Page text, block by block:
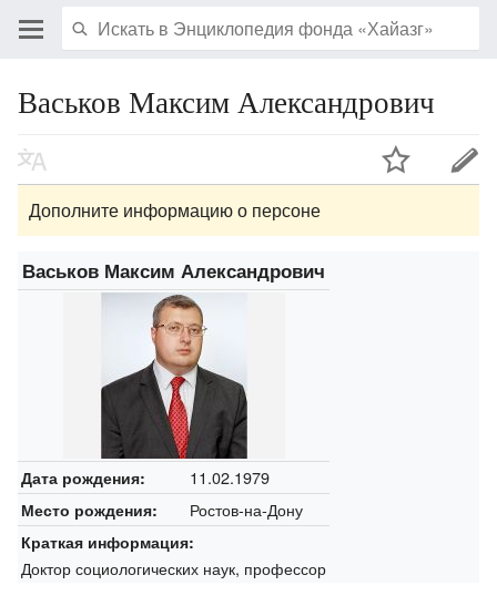
Васьков Максим Александрович
Дополните информацию о персоне
Васьков Максим Александрович
Дата рождения: 11.02.1979
Место рождения: Ростов-на-Дону
Краткая информация:
Доктор социологических наук, профессор